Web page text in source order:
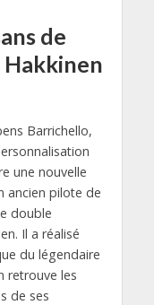
de
Hakkinen
Barrichello,
une nouvelle
ancien pilote de
double
Il a réalisé
du légendaire
retrouve les
de ses